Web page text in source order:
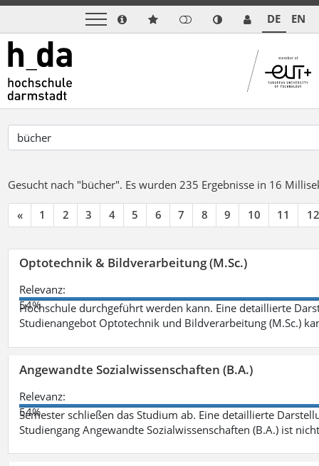
DE EN
Gesucht nach "bücher". Es wurden 235 Ergebnisse in 16
« 1 2 3 4 5 6 7 8 9 10 11 12
Optotechnik & Bildverarbeitung (M.Sc.)
Relevanz:
54%
Hochschule durchgeführt werden kann. Eine detaillierte
Studienangebot Optotechnik und Bildverarbeitung (M.Sc.)
Angewandte Sozialwissenschaften (B.A.)
Relevanz:
54%
Semester schließen das Studium ab. Eine detaillierte
Studiengang Angewandte Sozialwissenschaften (B.A.) ist